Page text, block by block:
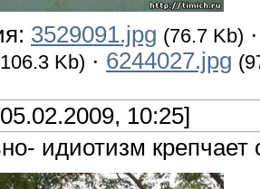
3529091.jpg (76.7 Kb)
Kb) · 6244027.jpg
10:25]
идиотизм